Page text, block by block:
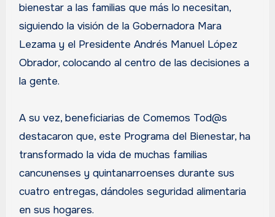
bienestar a las familias que más lo necesitan,
siguiendo la visión de la Gobernadora Mara
Lezama y el Presidente Andrés Manuel López
Obrador, colocando al centro de las decisiones a
la gente.
A su vez, beneficiarias de Comemos Tod@s
destacaron que, este Programa del Bienestar, ha
transformado la vida de muchas familias
cancunenses y quintanarroenses durante sus
cuatro entregas, dándoles seguridad alimentaria
en sus hogares.